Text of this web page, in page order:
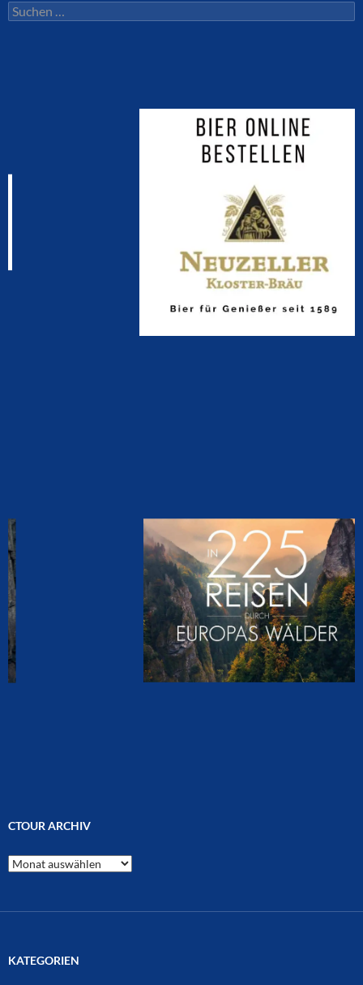
Suchen
nach:
CTOUR ARCHIV
CTOUR
Archiv
KATEGORIEN